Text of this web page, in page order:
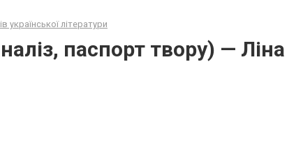
української літератури
паспорт твору) — Ліна